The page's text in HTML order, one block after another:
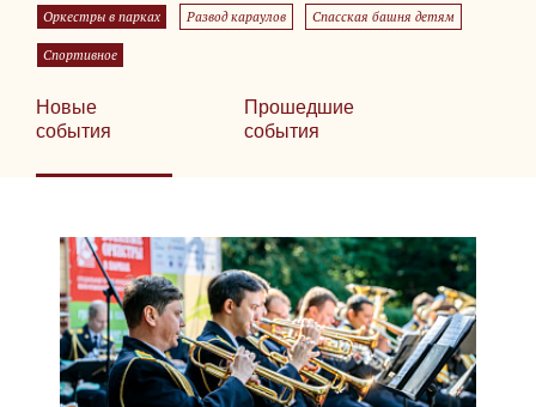
Оркестры в парках Развод караулов Спасская башня детям
Спортивное
Новые
события
Прошедшие
события